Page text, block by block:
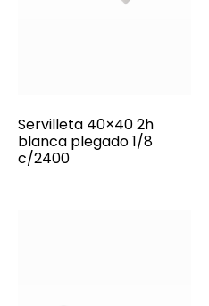
Servilleta 40×40 2h
blanca plegado 1/8
c/2400